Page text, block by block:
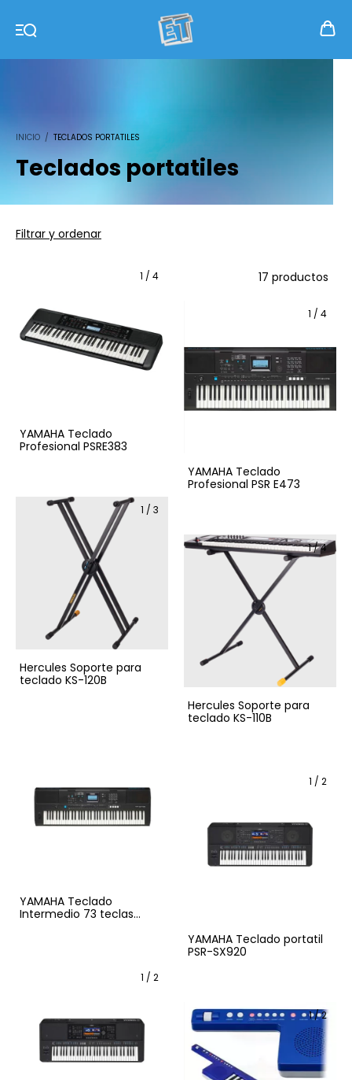
INICIO / TECLADOS PORTATILES
Teclados portatiles
Filtrar y ordenar
17 productos
1 / 4
YAMAHA Teclado
Profesional PSRE383
1 / 4
YAMAHA Teclado
Profesional PSR E473
1 / 3
Hercules Soporte para
teclado KS-120B
1/4
Hercules Soporte para
teclado KS-110B
YAMAHA Teclado
Intermedio 73 teclas
1 / 2
YAMAHA Teclado portatil
PSR-SX920
1 / 2
1/2